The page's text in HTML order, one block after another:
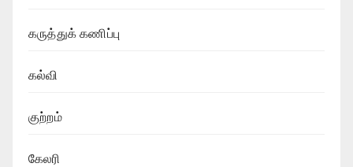
கருத்துக் கணிப்பு
கல்வி
குற்றம்
கேலரி